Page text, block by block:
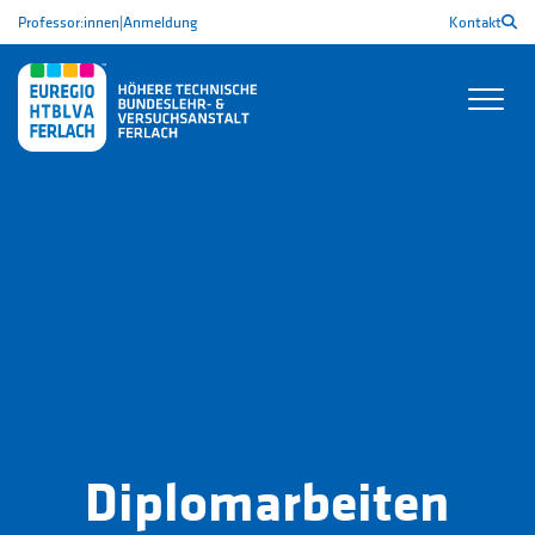
Professor:innen|Anmeldung Kontakt
Diplomarbeiten